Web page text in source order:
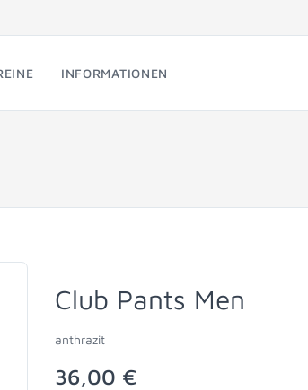
INFORMATIONEN
Club Pants Men
anthrazit
36,00 €